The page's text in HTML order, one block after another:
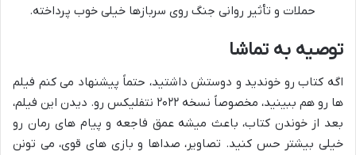
حملات و تأثیر روانی جنگ روی سربازها خیلی خوب پرداخته.
توصیه به تماشا
اگه کتاب رو خوندید و دوستش داشتید، حتماً پیشنهاد می کنم فیلم
ها رو هم ببینید، مخصوصاً نسخه ۲۰۲۲ نتفلیکس رو. دیدن این فیلم،
بعد از خوندن کتاب، باعث میشه عمق فاجعه و پیام های رمان رو
خیلی بیشتر حس کنید. تصاویر، صداها و بازی های قوی، می تونن